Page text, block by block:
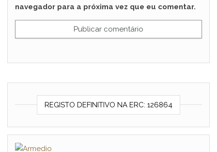
navegador para a próxima vez que eu comentar.
REGISTO DEFINITIVO NA ERC: 126864